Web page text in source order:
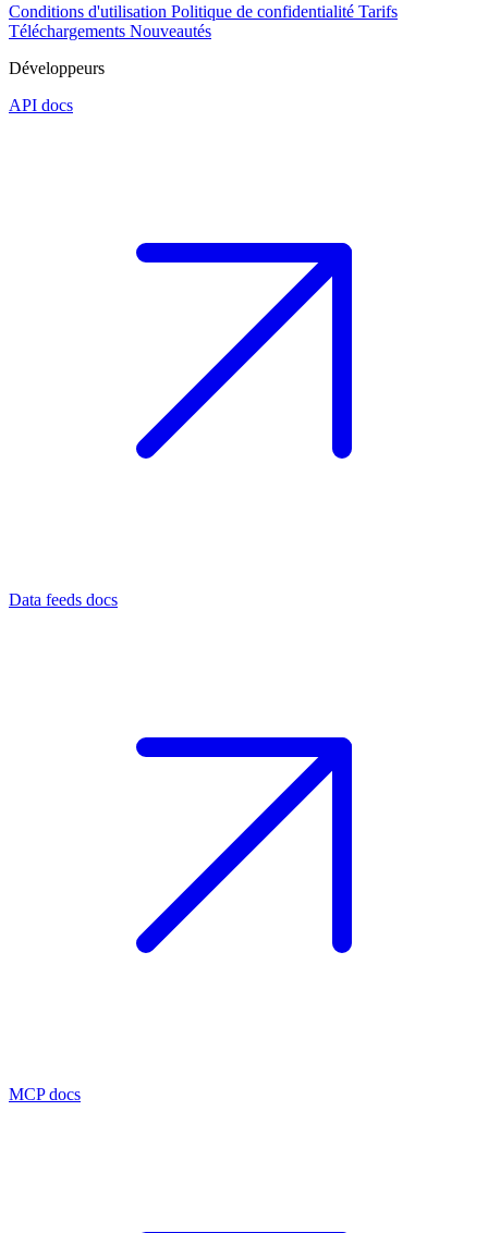
Conditions d'utilisation Politique de confidentialité Tarifs
Téléchargements Nouveautés
Développeurs
API docs
Data feeds docs
MCP docs